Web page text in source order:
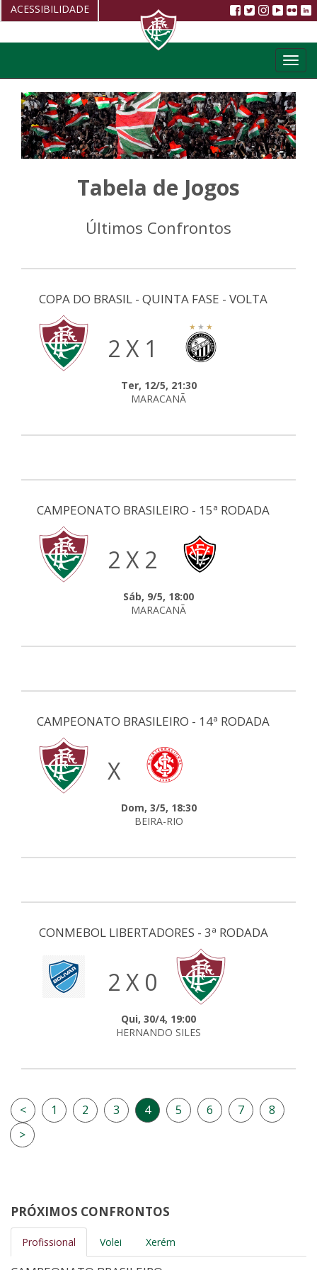
Tabela de Jogos
Últimos Confrontos
COPA DO BRASIL - QUINTA FASE - VOLTA
2 X 1
Ter, 12/5, 21:30
MARACANÃ
CAMPEONATO BRASILEIRO - 15ª RODADA
2 X 2
Sáb, 9/5, 18:00
MARACANÃ
CAMPEONATO BRASILEIRO - 14ª RODADA
X
Dom, 3/5, 18:30
BEIRA-RIO
CONMEBOL LIBERTADORES - 3ª RODADA
2 X 0
Qui, 30/4, 19:00
HERNANDO SILES
< 1 2 3 4 5 6 7
8
>
PRÓXIMOS CONFRONTOS
Profissional Volei Xerém
ACESSIBILIDADE
Alto Contraste
Restaurar